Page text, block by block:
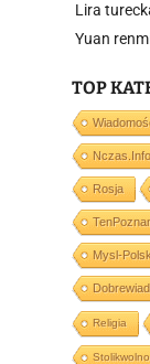
Lira
Yuan
TOP
Nczas.info
Rosja
Mysl-
Religia